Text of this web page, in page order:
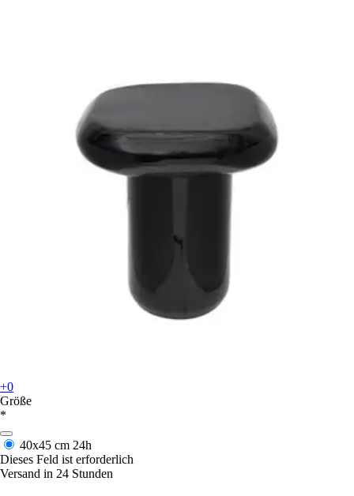
+0
Größe
*
40x45 cm 24h
Dieses Feld ist erforderlich
Versand in 24 Stunden